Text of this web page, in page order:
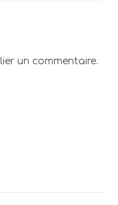
un commentaire.